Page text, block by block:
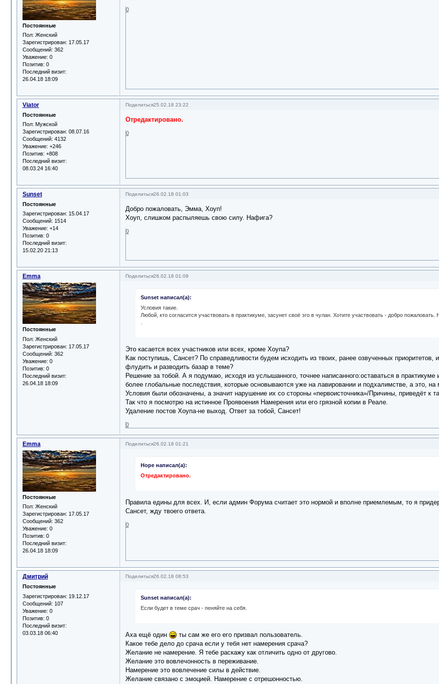
Постоянные
Пол: Женский
Зарегистрирован: 17.05.17
Сообщений: 362
Уважение: 0
Позитив: 0
Последний визит:
26.04.18 18:09
0
Поделиться25.02.18 23:22
Viator
Постоянные
Пол: Мужской
Зарегистрирован: 08.07.16
Сообщений: 4132
Уважение: +246
Позитив: +808
Последний визит:
08.03.24 16:40
Отредактировано.
0
Поделиться26.02.18 01:03
Sunset
Постоянные
Зарегистрирован: 15.04.17
Сообщений: 1514
Уважение: +14
Позитив: 0
Последний визит:
15.02.20 21:13
Добро пожаловать, Эмма, Хоуп!
Хоуп, слишком распыляешь свою силу. Нафига?
0
Поделиться26.02.18 01:09
Emma
Постоянные
Пол: Женский
Зарегистрирован: 17.05.17
Сообщений: 362
Уважение: 0
Позитив: 0
Последний визит:
26.04.18 18:09
Sunset написал(а):
Условия такие.
Любой, кто согласится участвовать в практикуме, засунет своё эго в чулан. Хотите участвовать - добро
Это касается всех участников или всех, кроме Хоупа?
Как поступишь, Сансет? По справедливости будем исходить из твоих, ранее озвученных
флудить и разводить базар в теме?
Решение за тобой. А я подумаю, исходя из услышанного, точнее написанного:оставаться в
более глобальные последствия, которые основываются уже на лавировании и подхалимстве, а это,
Условия были обозначены, а значит нарушение их со стороны «первоисточника»/Причины, приведёт к
Так что я посмотрю на истинное Проявоения Намерения или его грязной копии в Реале.
Удаление постов Хоупа-не выход. Ответ за тобой, Сансет!
0
Поделиться26.02.18 01:21
Emma
Постоянные
Пол: Женский
Зарегистрирован: 17.05.17
Сообщений: 362
Уважение: 0
Позитив: 0
Последний визит:
26.04.18 18:09
Hope написал(а):
Отредактировано.
Правила едины для всех. И, если админ Форума считает это нормой и вполне приемлемым, то я
Сансет, жду твоего ответа.
0
Поделиться26.02.18 08:53
Дмитрий
Постоянные
Зарегистрирован: 19.12.17
Сообщений: 107
Уважение: 0
Позитив: 0
Последний визит:
03.03.18 06:40
Sunset написал(а):
Если будет в теме срач - пеняйте на себя.
Аха ещё один
ты сам же его его призвал пользователь.
Какое тебе дело до срача если у тебя нет намерения срача?
Желание не намерение. Я тебе раскажу как отличить одно от другово.
Желание это вовлечонность в переживание.
Намерение это вовлечение силы в действие.
Желание связано с эмоцией. Намерение с отрешонностью.